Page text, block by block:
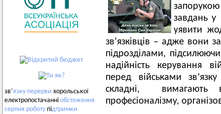
зв’язку перерви хорольської
електропостачанні обстеження
серпня роботу підтримки
завдань у
уявити
зв’язківців – адже вони
підрозділами,
надійність керування
перед військами
складні, вимагають
професіоналізму,